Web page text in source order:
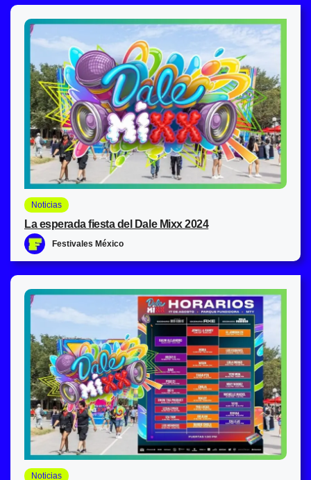
Noticias
La esperada fiesta del Dale Mixx 2024
Festivales México
Noticias